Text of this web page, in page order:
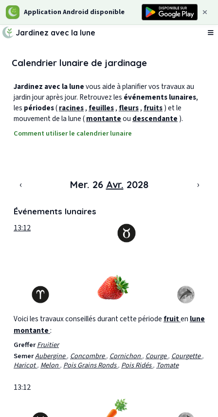
Application Android disponible
Jardinez avec la lune
Calendrier lunaire de jardinage
Jardinez avec la lunevous aide à planifier vos travaux au
jardin jour après jour. Retrouvez les événements lunaires,
les périodes(racines, feuilles, fleurs, fruits) et le
mouvement de la lune (montanteou descendante ).
Comment utiliser le calendrier lunaire
‹ Mer. 26 Avr. 2028 ›
Événements lunaires
13:12
Voici les travaux conseillés durant cette période fruiten lune
montante:
GrefferFruitier
SemerAubergine,Concombre,Cornichon,Courge,Courgette,
Haricot,Melon,Pois Grains Ronds,Pois Ridés,Tomate
13:12